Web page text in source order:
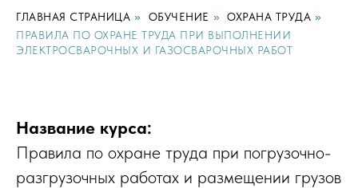
ГЛАВНАЯ СТРАНИЦА » ОБУЧЕНИЕ » ОХРАНА ТРУДА »
ПРАВИЛА ПО ОХРАНЕ ТРУДА ПРИ ВЫПОЛНЕНИИ
ЭЛЕКТРОСВАРОЧНЫХ И ГАЗОСВАРОЧНЫХ РАБОТ
Название курса:
Правила по охране труда при погрузочно-
разгрузочных работах и размещении грузов